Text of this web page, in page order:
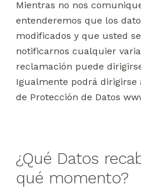
Mientras no nos
entenderemos que los
modificados y que usted
notificarnos cualquier
reclamación puede
Igualmente podrá dirigirse
de Protección de Datos
¿Qué Datos
qué momento?